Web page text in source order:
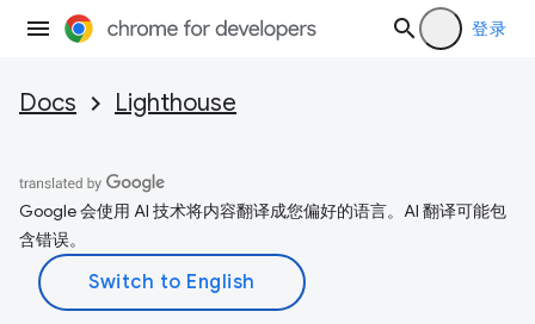
登录
Docs Lighthouse
Google 会使用 AI 技术将内容翻译成您偏好的语言。AI 翻译可能包
含错误。